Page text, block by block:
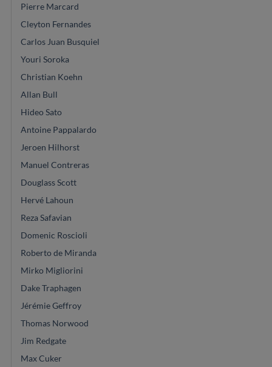
Pierre Marcard
Cleyton Fernandes
Carlos Juan Busquiel
Youri Soroka
Christian Koehn
Allan Bull
Hideo Sato
Antoine Pappalardo
Jeroen Hilhorst
Manuel Contreras
Douglass Scott
Hervé Lahoun
Reza Safavian
Domenic Roscioli
Roberto de Miranda
Mirko Migliorini
Dake Traphagen
Jérémie Geffroy
Thomas Norwood
Jim Redgate
Max Cuker